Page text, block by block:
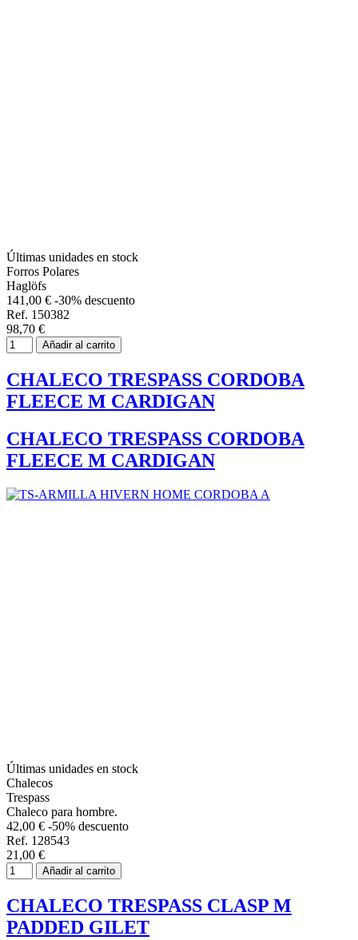
Últimas unidades en stock
Forros Polares
Haglöfs
141,00 € -30% descuento
Ref. 150382
98,70 €
Añadir al carrito
CHALECO TRESPASS CORDOBA
FLEECE M CARDIGAN
CHALECO TRESPASS CORDOBA
FLEECE M CARDIGAN
Últimas unidades en stock
Chalecos
Trespass
Chaleco para hombre.
42,00 € -50% descuento
Ref. 128543
21,00 €
Añadir al carrito
CHALECO TRESPASS CLASP M
PADDED GILET